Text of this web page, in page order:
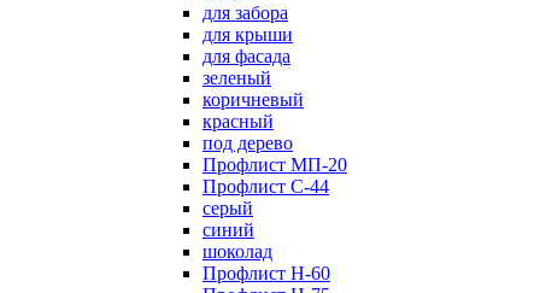
для забора
для крыши
для фасада
зеленый
коричневый
красный
под дерево
Профлист МП-20
Профлист С-44
серый
синий
шоколад
Профлист Н-60